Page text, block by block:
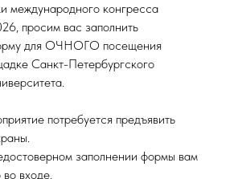
международного конгресса
просим вас заполнить
для ОЧНОГО посещения
Санкт-Петербургского
потребуется предъявить
заполнении формы вам
входе.